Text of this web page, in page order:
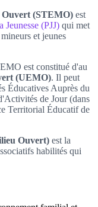
(STEMO) est
Jeunesse (PJJ) qui met
et jeunes
est constitué d'au
(UEMO). Il peut
Éducatives Auprès du
de Jour (dans
Territorial Éducatif de
Ouvert) est la
habilités qui